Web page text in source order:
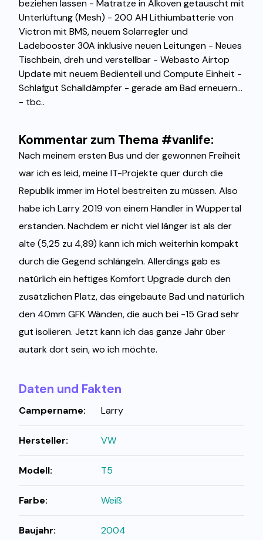
beziehen lassen - Matratze in Alkoven getauscht mit
Unterlüftung (Mesh) - 200 AH Lithiumbatterie von
Victron mit BMS, neuem Solarregler und
Ladebooster 30A inklusive neuen Leitungen - Neues
Tischbein, dreh und verstellbar - Webasto Airtop
Update mit neuem Bedienteil und Compute Einheit -
Schlafgut Schalldämpfer - gerade am Bad erneuern...
- tbc..
Kommentar zum Thema #vanlife:
Nach meinem ersten Bus und der gewonnen Freiheit
war ich es leid, meine IT-Projekte quer durch die
Republik immer im Hotel bestreiten zu müssen. Also
habe ich Larry 2019 von einem Händler in Wuppertal
erstanden. Nachdem er nicht viel länger ist als der
alte (5,25 zu 4,89) kann ich mich weiterhin kompakt
durch die Gegend schlängeln. Allerdings gab es
natürlich ein heftiges Komfort Upgrade durch den
zusätzlichen Platz, das eingebaute Bad und natürlich
den 40mm GFK Wänden, die auch bei -15 Grad sehr
gut isolieren. Jetzt kann ich das ganze Jahr über
autark dort sein, wo ich möchte.
Daten und Fakten
Campername: Larry
Hersteller: VW
Modell: T5
Farbe: Weiß
Baujahr: 2004